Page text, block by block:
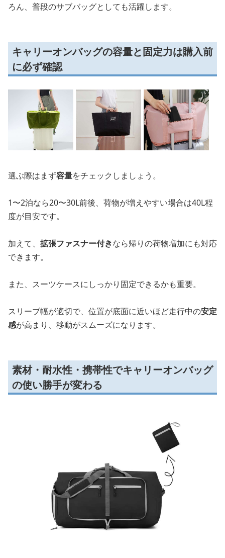
ろん、普段のサブバッグとしても活躍します。
キャリーオンバッグの容量と固定力は購入前
に必ず確認
選ぶ際はまず容量をチェックしましょう。
1〜2泊なら20〜30L前後、荷物が増えやすい場合は40L程
度が目安です。
加えて、 拡張ファスナー付きなら帰りの荷物増加にも対応
できます。
また、スーツケースにしっかり固定できるかも重要。
スリーブ幅が適切で、位置が底面に近いほど走行中の安定
感が高まり、移動がスムーズになります。
素材・耐水性・携帯性でキャリーオンバッグ
の使い勝手が変わる